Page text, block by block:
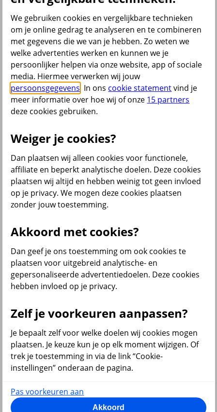
Bedrijfsschadeverzekering
Inventarisverzekering
Voorraadverzekering
Bedrijfsverzekeringen Pakket
Al onze bedrijfsverzekeringen
Zelf regelen
Schade melden
Gegevens aanpassen
terug
Inkomensverzekeringen
Arbeidsongeschiktheidsverzekering
Verzuimverzekering
MKB verzuim ontzorg-verzekering
WIA-verzekering
WIA-excedentverzekering
Al onze inkomensverzekeringen
Zelf regelen
Arbeidsongeschiktheid melden
Medewerker aan- of ziek melden
Diensten
Al onze diensten
terug
We gebruiken cookies en vergelijkbare technieken
om je online gedrag te analyseren en te combineren
met gegevens die we van je hebben. Zo weten we
welke advertenties werken en kunnen we je
persoonlijker helpen via onze website, app of sociale
media. Hiermee verwerken wij jouw
persoonsgegevens . In ons cookie statementvind je
meer informatie over hoe wij of onze 15 partners
deze cookies gebruiken.
Weiger je cookies?
Dan plaatsen wij alleen cookies voor functionele,
affiliate en beperkt analytische doelen. Deze cookies
plaatsen wij altijd en hebben weinig tot geen invloed
op je privacy. We mogen deze cookies plaatsen
zonder jouw toestemming.
Akkoord met cookies?
Dan geef je ons toestemming om ook cookies te
plaatsen voor uitgebreid analytische- en
gepersonaliseerde advertentiedoelen. Deze cookies
hebben invloed op je privacy.
Zelf je voorkeuren aanpassen?
Je bepaalt zelf voor welke doelen wij cookies mogen
plaatsen. Je keuze kun je op elk moment wijzigen. Of
trek je toestemming in via de link “Cookie-
instellingen” onderaan de pagina.
Pas voorkeuren aan
Akkoord